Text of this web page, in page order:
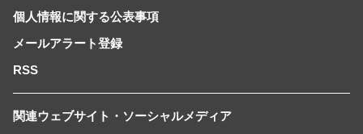
個人情報に関する公表事項
メールアラート登録
RSS
関連ウェブサイト・ソーシャルメディア